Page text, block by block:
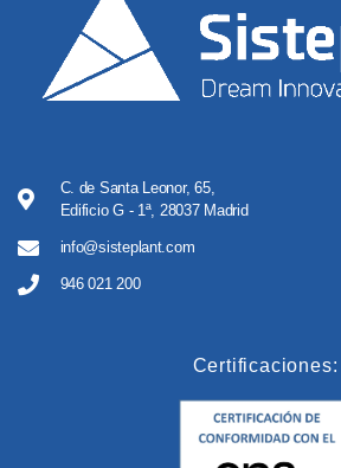
C. de Santa Leonor, 65,
Edificio G - 1ª, 28037 Madrid
info@sisteplant.com
946 021 200
Certificaciones: